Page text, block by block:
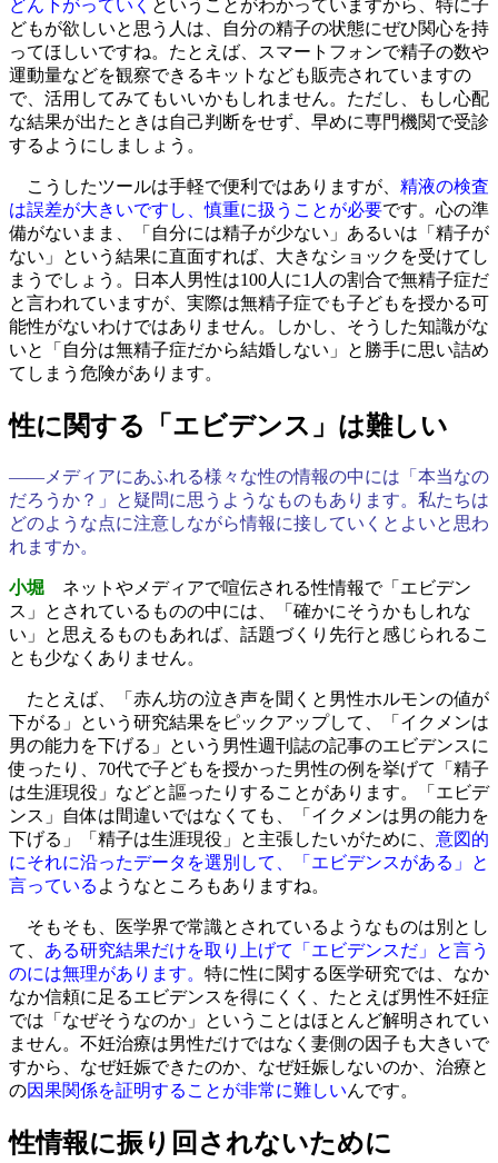
どん下がっていく ということがわかっていますから、特に子
どもが欲しいと思う人は、自分の精子の状態にぜひ関心を持
ってほしいですね。たとえば、スマートフォンで精子の数や
運動量などを観察できるキットなども販売されていますの
で、活用してみてもいいかもしれません。ただし、もし心配
な結果が出たときは自己判断をせず、早めに専門機関で受診
するようにしましょう。
こうしたツールは手軽で便利ではありますが、 精液の検査
は誤差が大きいですし、慎重に扱うことが必要です。心の準
備がないまま、「自分には精子が少ない」あるいは「精子が
ない」という結果に直面すれば、大きなショックを受けてし
まうでしょう。日本人男性は100人に1人の割合で無精子症だ
と言われていますが、実際は無精子症でも子どもを授かる可
能性がないわけではありません。しかし、そうした知識がな
いと「自分は無精子症だから結婚しない」と勝手に思い詰め
てしまう危険があります。
性に関する「エビデンス」は難しい
――メディアにあふれる様々な性の情報の中には「本当なの
だろうか？」と疑問に思うようなものもあります。私たちは
どのような点に注意しながら情報に接していくとよいと思わ
れますか。
小堀 ネットやメディアで喧伝される性情報で「エビデン
ス」とされているものの中には、「確かにそうかもしれな
い」と思えるものもあれば、話題づくり先行と感じられるこ
とも少なくありません。
たとえば、「赤ん坊の泣き声を聞くと男性ホルモンの値が
下がる」という研究結果をピックアップして、「イクメンは
男の能力を下げる」という男性週刊誌の記事のエビデンスに
使ったり、70代で子どもを授かった男性の例を挙げて「精子
は生涯現役」などと謳ったりすることがあります。「エビデ
ンス」自体は間違いではなくても、「イクメンは男の能力を
下げる」「精子は生涯現役」と主張したいがために、 意図的
にそれに沿ったデータを選別して、「エビデンスがある」と
言っている ようなところもありますね。
そもそも、医学界で常識とされているようなものは別とし
て、 ある研究結果だけを取り上げて「エビデンスだ」と言う
のには無理があります。 特に性に関する医学研究では、なか
なか信頼に足るエビデンスを得にくく、たとえば男性不妊症
では「なぜそうなのか」ということはほとんど解明されてい
ません。不妊治療は男性だけではなく妻側の因子も大きいで
すから、なぜ妊娠できたのか、なぜ妊娠しないのか、治療と
の因果関係を証明することが非常に難しいんです。
性情報に振り回されないために